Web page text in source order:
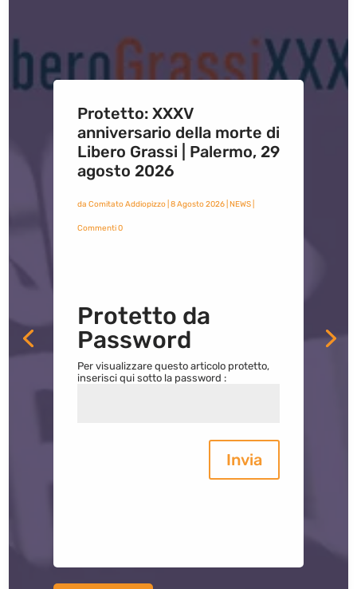
Protetto: XXXV
anniversario della morte di
Libero Grassi | Palermo, 29
agosto 2026
da Comitato Addiopizzo| 8 Agosto 2026| NEWS|
Commenti 0
Protetto da
Password
Per visualizzare questo articolo protetto,
inserisci qui sotto la password :
Invia